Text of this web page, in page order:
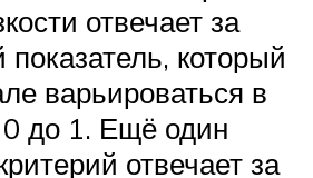
отвечает за
который
варьироваться в
0 до 1. Ещё один
отвечает за